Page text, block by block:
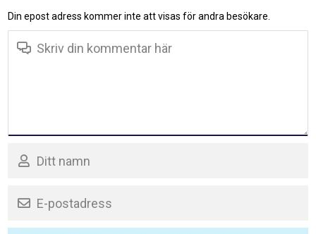
Din epost adress kommer inte att visas för andra besökare.